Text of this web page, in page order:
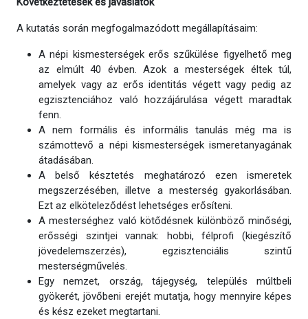
A kutatás során megfogalmazódott megállapításaim:
A népi kismesterségek erős szűkülése figyelhető meg
az elmúlt 40 évben. Azok a mesterségek éltek túl,
amelyek vagy az erős identitás végett vagy pedig az
egzisztenciához való hozzájárulása végett maradtak
fenn.
A nem formális és informális tanulás még ma is
számottevő a népi kismesterségek ismeretanyagának
átadásában.
A belső késztetés meghatározó ezen ismeretek
megszerzésében, illetve a mesterség gyakorlásában.
Ezt az elköteleződést lehetséges erősíteni.
A mesterséghez való kötődésnek különböző minőségi,
erősségi szintjei vannak: hobbi, félprofi (kiegészítő
jövedelemszerzés), egzisztenciális szintű
mesterségművelés.
Egy nemzet, ország, tájegység, település múltbeli
gyökerét, jövőbeni erejét mutatja, hogy mennyire képes
és kész ezeket megtartani.